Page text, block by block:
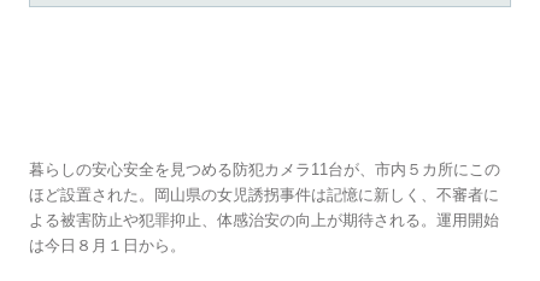
暮らしの安心安全を見つめる防犯カメラ11台が、市内５カ所にこの
ほど設置された。岡山県の女児誘拐事件は記憶に新しく、不審者に
よる被害防止や犯罪抑止、体感治安の向上が期待される。運用開始
は今日８月１日から。